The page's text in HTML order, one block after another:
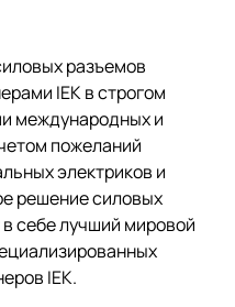
разъемов
IEK в строгом
международных и
пожеланий
электриков и
решение силовых
себе лучший мировой
IEK.